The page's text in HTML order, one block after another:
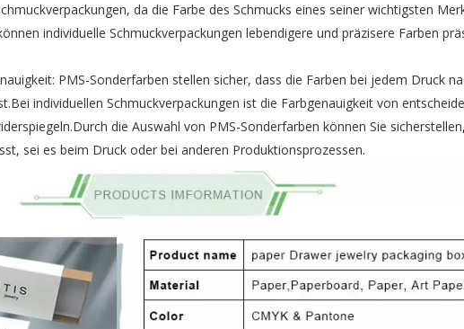
da die Farbe des Schmucks eines seiner wichtigsten
individuelle Schmuckverpackungen lebendigere und präzisere Farben
PMS-Sonderfarben stellen sicher, dass die Farben bei jedem Druck
individuellen Schmuckverpackungen ist die Farbgenauigkeit von
die Auswahl von PMS-Sonderfarben können Sie
sei es beim Druck oder bei anderen Produktionsprozessen.